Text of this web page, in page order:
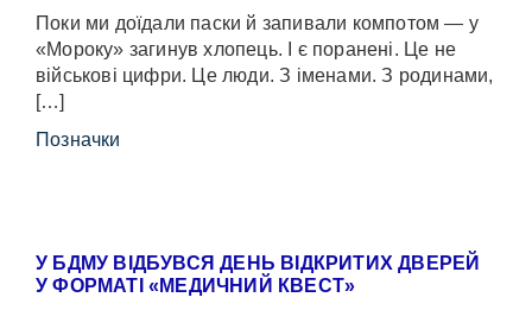
Поки ми доїдали паски й запивали компотом — у
«Мороку» загинув хлопець. І є поранені. Це не
військові цифри. Це люди. З іменами. З родинами,
[…]
Позначки
У БДМУ ВІДБУВСЯ ДЕНЬ ВІДКРИТИХ ДВЕРЕЙ
У ФОРМАТІ «МЕДИЧНИЙ КВЕСТ»